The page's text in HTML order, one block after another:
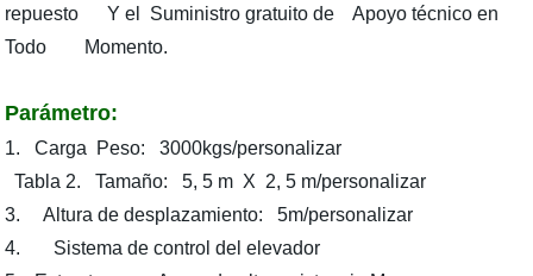
repuesto Y el Suministro gratuito de Apoyo técnico en
Todo Momento.
Parámetro:
1. Carga Peso: 3000kgs/personalizar
Tabla 2. Tamaño: 5, 5 m X 2, 5 m/personalizar
3. Altura de desplazamiento: 5m/personalizar
4. Sistema de control del elevador